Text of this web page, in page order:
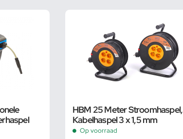
HBM 25 Meter Stroomhaspel,
Kabelhaspel 3 x 1,5 mm
Op voorraad